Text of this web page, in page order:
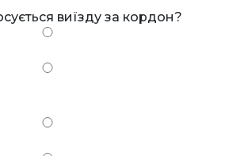
виїзду за кордон?